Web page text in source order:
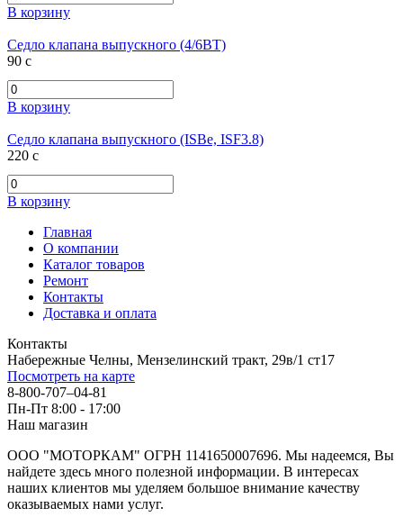
В корзину
Седло клапана выпускного (4/6ВТ)
90 c
В корзину
Седло клапана выпускного (ISBe, ISF3.8)
220 c
В корзину
Главная
О компании
Каталог товаров
Ремонт
Контакты
Доставка и оплата
Контакты
Набережные Челны, Мензелинский тракт, 29в/1 ст17
Посмотреть на карте
8-800-707–04-81
Пн-Пт 8:00 - 17:00
Наш магазин
ООО "МОТОРКАМ" ОГРН 1141650007696. Мы надеемся, Вы
найдете здесь много полезной информации. В интересах
наших клиентов мы уделяем большое внимание качеству
оказываемых нами услуг.